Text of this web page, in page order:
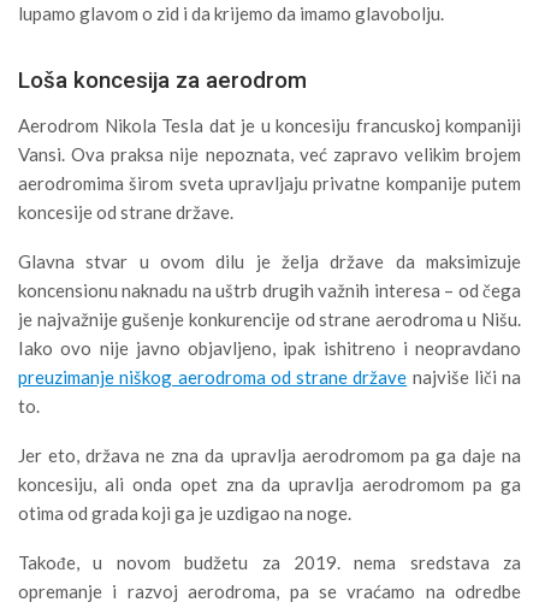
lupamo glavom o zid i da krijemo da imamo glavobolju.
Loša koncesija za aerodrom
Aerodrom Nikola Tesla dat je u koncesiju francuskoj kompaniji
Vansi. Ova praksa nije nepoznata, već zapravo velikim brojem
aerodromima širom sveta upravljaju privatne kompanije putem
koncesije od strane države.
Glavna stvar u ovom dilu je želja države da maksimizuje
koncensionu naknadu na uštrb drugih važnih interesa – od čega
je najvažnije gušenje konkurencije od strane aerodroma u Nišu.
Iako ovo nije javno objavljeno, ipak ishitreno i neopravdano
preuzimanje niškog aerodroma od strane države najviše liči na
to.
Jer eto, država ne zna da upravlja aerodromom pa ga daje na
koncesiju, ali onda opet zna da upravlja aerodromom pa ga
otima od grada koji ga je uzdigao na noge.
Takođe, u novom budžetu za 2019. nema sredstava za
opremanje i razvoj aerodroma, pa se vraćamo na odredbe